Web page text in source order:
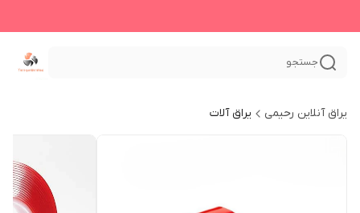
جستجو
یراق آنلاین رحیمی یراق آلات